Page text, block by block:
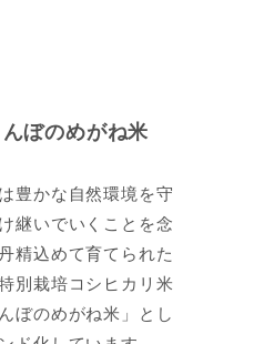
ぼのめがね米
豊かな自然環境を守
継いでいくことを念
精込めて育てられた
別栽培コシヒカリ米
ぼのめがね米」とし